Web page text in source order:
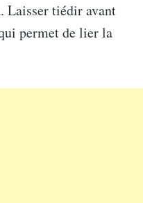
Laisser tiédir avant
permet de lier la